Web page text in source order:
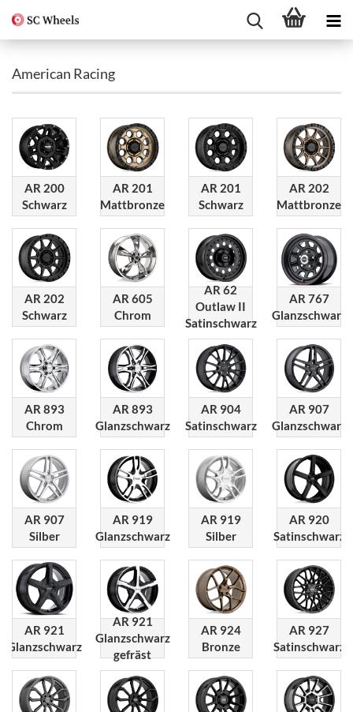
American Racing
AR 200
Schwarz
AR 201
Mattbronze
AR 201
Schwarz
AR 202
Mattbronze
AR 202
Schwarz
AR 605
Chrom
AR 62
Outlaw II
Satinschwarz
AR 767
Glanzschwarz
AR 893
Chrom
AR 893
Glanzschwarz
AR 904
Satinschwarz
AR 907
Glanzschwarz
AR 907
Silber
AR 919
Glanzschwarz
AR 919
Silber
AR 920
Satinschwarz
AR 921
Glanzschwarz
AR 921
Glanzschwarz
gefräst
AR 924
Bronze
AR 927
Satinschwarz